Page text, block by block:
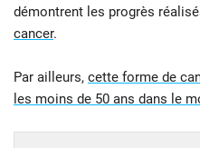
démontrent les progrès
cancer.
Par ailleurs, cette forme de
les moins de 50 ans dans le